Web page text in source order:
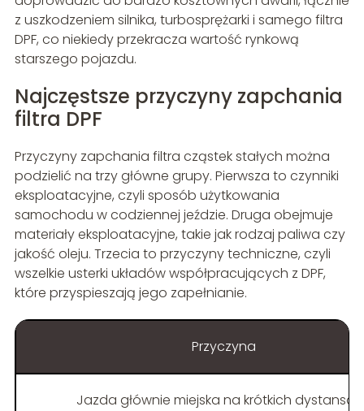
z uszkodzeniem silnika, turbosprężarki i samego filtra
DPF, co niekiedy przekracza wartość rynkową
starszego pojazdu.
Najczęstsze przyczyny zapchania
filtra DPF
Przyczyny zapchania filtra cząstek stałych można
podzielić na trzy główne grupy. Pierwsza to czynniki
eksploatacyjne, czyli sposób użytkowania
samochodu w codziennej jeździe. Druga obejmuje
materiały eksploatacyjne, takie jak rodzaj paliwa czy
jakość oleju. Trzecia to przyczyny techniczne, czyli
wszelkie usterki układów współpracujących z DPF,
które przyspieszają jego zapełnianie.
Przyczyna
Jazda głównie miejska na krótkich